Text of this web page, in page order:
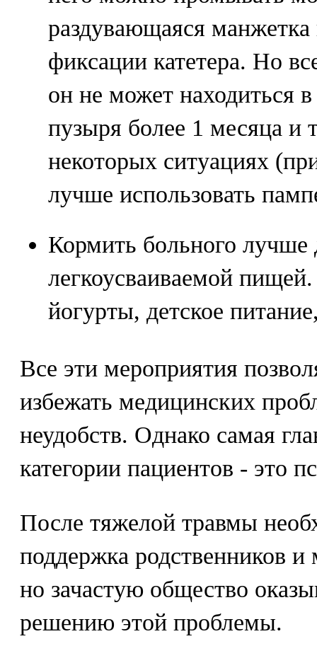
раздувающаяся
фиксации катетера. Но
он не может находиться
пузыря более 1 месяца и
некоторых ситуациях
лучше использовать
Кормить больного лучше
легкоусваиваемой
йогурты, детское
Все эти мероприятия
избежать медицинских
неудобств. Однако самая
категории пациентов - это
После тяжелой травмы
поддержка родственников и
но зачастую общество
решению этой проблемы.